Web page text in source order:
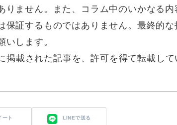
りません。また、コラム中のいかなる内
保証するものではありません。最終的な
します。
載された記事を、許可を得て転載して
ート LINEで送る